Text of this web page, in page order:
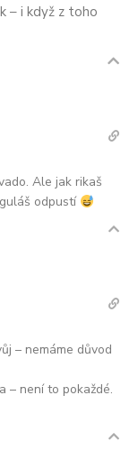
– i když z toho
Ale jak rikaš
odpustí
– nemáme důvod
– není to pokaždé.